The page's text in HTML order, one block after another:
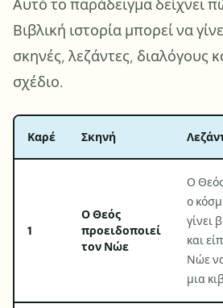
Αυτό το παράδειγμα δείχνει
Βιβλική ιστορία μπορεί να
σκηνές, λεζάντες, διαλόγους
σχέδιο.
Καρέ Σκηνή
1
Ο Θεός
προειδοποιεί
τον Νώε
Ο Θεός
ο
γίνει
και
Νώε
μια